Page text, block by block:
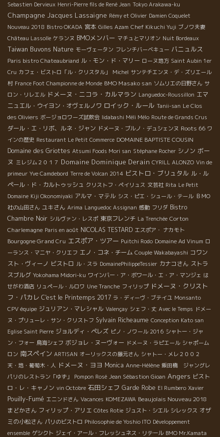
Sebastien Dervieux Henri-Pierre fils de René Jean Tokyo Arakawa-ku
Champagne Jacques Lassaigne Rémy et Olivier Damien Coquelet
Nouveau 2018 Bistro OKADA 宮本 Gilles Azam Chef Kikuchi Yuji ブノワ夫妻
Château Lassolle ケランヌ BMOメンバー マチュとマリオン Nuit Bordeaux
Taiwan Buvons Nature モーヴェータン フレンチバーベキュー バニュルス
Paris bistro Chateaubriand ル・モン・ド・マリー ローヌ地方 Saint Aubin 1er
Cru カフェ・ビストロ「ル・クリスタル」 Michel サンテチエンヌ・デ・ズリエール
村 France Foot Championne de Monde BMO Masako san ソムリエの日野さん サ
ロン・リレエル ドメーヌ・ニコラ・カルマラン Languedoc-Roussillon エマ
ニュエル・ウイヨン・オヴェルノワ ロイック・ルール Tanii-san Le Clos
des Oliviers ボージョロワーズ試飲会 Iidabashi Méli Mélo Route de Grands Crus
ダール・エ・リボ、ルネ・ジャン ドメーヌ・ブルノ・デュシェンヌ Roots 66 ワ
インの歴史 Restaurant Le Petit Commerce DOMAINE BAPTISTE COUSIN
Domaine des Griottes Atsumi Foods Mori san Stéphane Rocher シノン ボー
ヌ ミレジム２０１７ Domaine Dominique Derain CYRILL ALONZO Vin de
primeur Yve Camdebord Terre de Volcan 2014 ビストロ・ブリュタル ル・ル
ペール・ド・カルトゥッシュ クリストフ・ペイリュス 文芸社 Rita Le Petit
Domaine Kiji Okonomiyaki アルマ・マテル シス・ピエ・シュール・テール ＢＭО
社の山田さん ユキさん Arima Languedoc Assignan 感動 フリダ Bistro
Chambre Noir シルヴァン・レスポ 東京フレンチ La Trenchée Corton
Charlemagne Paris en août NICOLAS TESTARD エスポア・ ナカモト
Bourgogne Grand Cru エスポア・ツアー Puitchi Rodo Domaine Ad Vinum ロ
ーランス・マニヤ・クリエフ エノ・コネ・チーム Couple Wakabayashi コワン
スト・ヴィーノ ビストロ ル・スラ DomainePhilippeTessier カナコさん ストラ
スブルグ Yokohama Midori-ku ワインバー・ア・ボワール・エ・ア・マンジェ は
せがわ酒店 リュペール・ルロワ Une Tranche フィリップ ドメーヌ・クリスト
フ・パカレ C'est le Printemps 2017 ラ・ディーヴ・ブテイユ Monsanto
CPV équipe ジュリアン・マレシャル Valençay シェフ・丈 Avec le Temps ドメー
ヌ・プリューレ・サン・クリストフ Sylvain Richeaume Conception Kato san
Eglise Saint Pierre ジョルディ・ペレズ ピノ・ノワール 2016 シャトー・ジャ
ン・フォー 鳥海シェフ ボジョレ・ヌーヴォー ドメーヌ・ラピエール シャポーム
ロン 南スペイン ARTISAN オーリックスの藤元さん シャトー・メレ２００２
天・地・葡萄木・人 ドメーヌ・ヨヨ Monica Anne-Hélène 飯田橋 ジャングレ
パリのレストラン「ゆず」
Pompon Rosé Jean Sébastion Gioan Angers ビスト
ロ・レ・キャノン vin Octobre 石田シェフ Garde Robe El Rumbero Xavier
Pouilly-Fumé エニンドさん Vacances KOMEZAWA Beaujolais Nouveau 2018
まどかさん フィリップ・アリエ Côtes Rotie ジュスト・シエル シレックス オザ
ミの小松さん パリのビストロ Philosophie de Yoshio ITO Développement
ensemble ゲシクト ジェイ・アール・フレッシュネス・リテール BMO Mr.Kamata